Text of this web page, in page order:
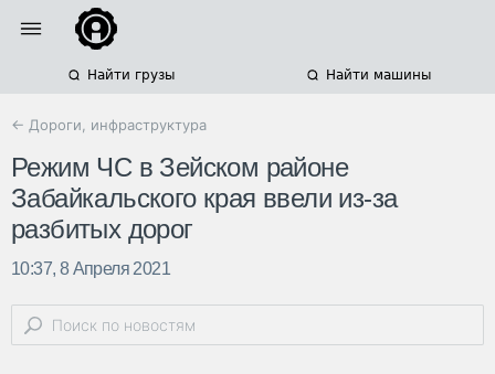
Найти грузы Найти машины
← Дороги, инфраструктура
Режим ЧС в Зейском районе
Забайкальского края ввели из-за
разбитых дорог
10:37, 8 Апреля 2021